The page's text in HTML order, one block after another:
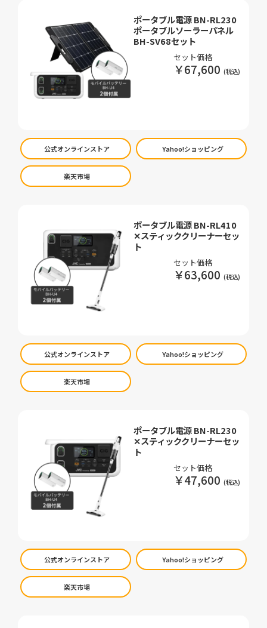
ポータブル電源 BN-RL230
ポータブルソーラーパネル
BH-SV68セット
セット価格
￥67,600
公式オンラインストア Yahoo!ショッピング
楽天市場
ポータブル電源 BN-RL410
✕スティッククリーナーセッ
ト
セット価格
￥63,600
公式オンラインストア Yahoo!ショッピング
楽天市場
ポータブル電源 BN-RL230
✕スティッククリーナーセッ
ト
セット価格
￥47,600
公式オンラインストア Yahoo!ショッピング
楽天市場